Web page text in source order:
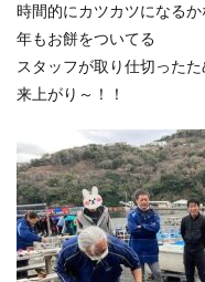
時間的にカツカツになる
年もお餅をついてる
スタッフが取り仕切った
来上がり～！！